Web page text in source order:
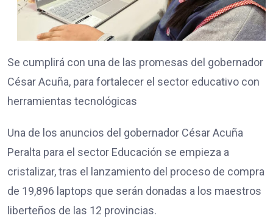
Se cumplirá con una de las promesas del gobernador
César Acuña, para fortalecer el sector educativo con
herramientas tecnológicas
Una de los anuncios del gobernador César Acuña
Peralta para el sector Educación se empieza a
cristalizar, tras el lanzamiento del proceso de compra
de 19,896 laptops que serán donadas a los maestros
liberteños de las 12 provincias.